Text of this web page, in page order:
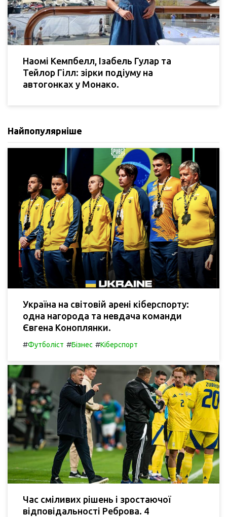
Наомі Кемпбелл, Ізабель Гулар та
Тейлор Гілл: зірки подіуму на
автогонках у Монако.
Найпопулярніше
Україна на світовій арені кіберспорту:
одна нагорода та невдача команди
Євгена Коноплянки.
#Футболіст #Бізнес #Кіберспорт
Час сміливих рішень і зростаючої
відповідальності Реброва. 4